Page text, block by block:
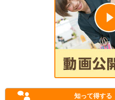
知って得する